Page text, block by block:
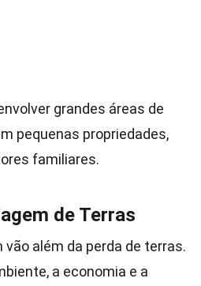
grandes áreas de
pequenas propriedades,
familiares.
de Terras
além da perda de terras.
a economia e a